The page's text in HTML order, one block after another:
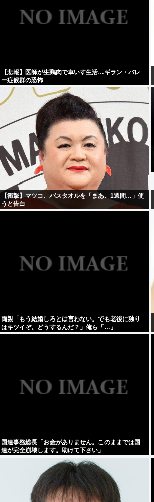
【悲報】医師が生鶏肉で車いす生活…ギラン・バレ
ー症候群の恐怖
【衝撃】マツコ、バスタオルを「まあ、1週間…」使
うと告白
両親「もう結婚しろとは言わない。でも老後に独り
はキツイぞ。どうするんだ？」俺ら「…」
国連事務総長「お金がありません。このままでは国
連が完全崩壊します。助けて下さい」